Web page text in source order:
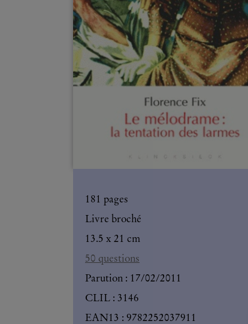
181 pages
Livre broché
13.5 x 21 cm
50 questions
Parution : 17/02/2011
CLIL : 3146
EAN13 : 9782252037911